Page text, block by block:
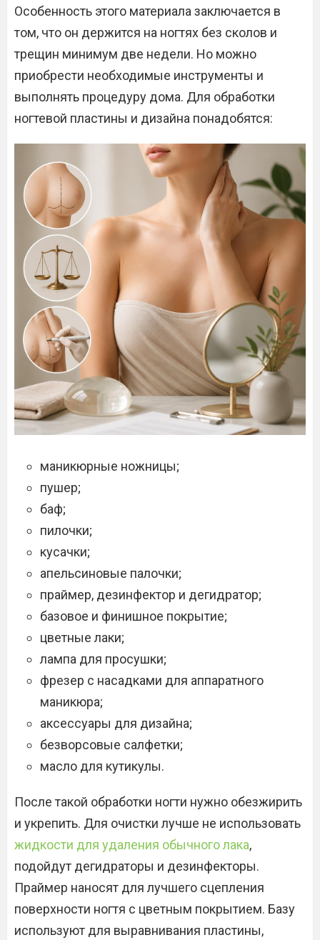
Особенность этого материала заключается в
том, что он держится на ногтях без сколов и
трещин минимум две недели. Но можно
приобрести необходимые инструменты и
выполнять процедуру дома. Для обработки
ногтевой пластины и дизайна понадобятся:
маникюрные ножницы;
пушер;
баф;
пилочки;
кусачки;
апельсиновые палочки;
праймер, дезинфектор и дегидратор;
базовое и финишное покрытие;
цветные лаки;
лампа для просушки;
фрезер с насадками для аппаратного
маникюра;
аксессуары для дизайна;
безворсовые салфетки;
масло для кутикулы.
После такой обработки ногти нужно обезжирить
и укрепить. Для очистки лучше не использовать
жидкости для удаления обычного лака,
подойдут дегидраторы и дезинфекторы.
Праймер наносят для лучшего сцепления
поверхности ногтя с цветным покрытием. Базу
используют для выравнивания пластины,